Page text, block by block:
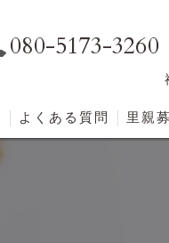
080-5173-3260
よくある質問 里親